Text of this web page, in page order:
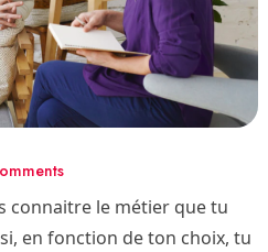
connaitre le métier que tu
en fonction de ton choix, tu